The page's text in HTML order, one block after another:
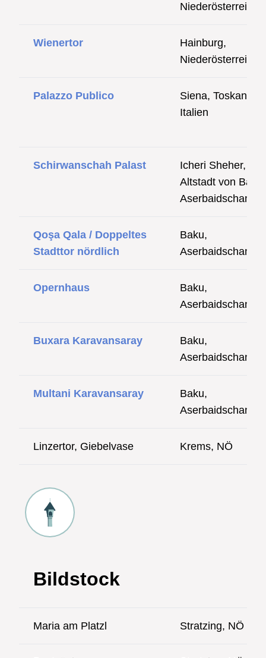
Niederösterreich
Wienertor
Hainburg,
Niederösterreich
Palazzo Publico
Siena, Toskana,
Italien
Schirwanschah Palast
Icheri Sheher,
Altstadt von Baku,
Aserbaidschan
Qoşa Qala / Doppeltes
Stadttor nördlich
Baku,
Aserbaidschan
Opernhaus
Baku,
Aserbaidschan
Buxara Karavansaray
Baku,
Aserbaidschan
Multani Karavansaray
Baku,
Aserbaidschan
Linzertor, Giebelvase Krems, NÖ
Bildstock
Maria am Platzl Stratzing, NÖ